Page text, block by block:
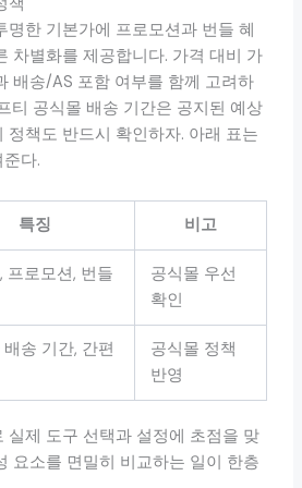
명한 기본가에 프로모션과 번들 혜
차별화를 제공합니다. 가격 대비 가
배송/AS 포함 여부를 함께 고려하
티 공식몰 배송 기간은 공지된 예상
정책도 반드시 확인하자. 아래 표는
다.
특징 비고
프로모션, 번들
공식몰 우선
확인
송 기간, 간편
공식몰 정책
반영
실제 도구 선택과 설정에 초점을 맞
요소를 면밀히 비교하는 일이 한층